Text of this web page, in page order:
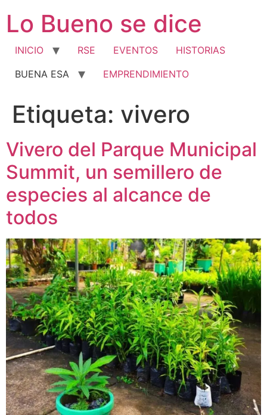
contenido
Lo Bueno se dice
INICIO RSE EVENTOS
HISTORIAS
BUENA ESA
EMPRENDIMIENTO
Etiqueta: vivero
Vivero del Parque Municipal
Summit, un semillero de
especies al alcance de
todos